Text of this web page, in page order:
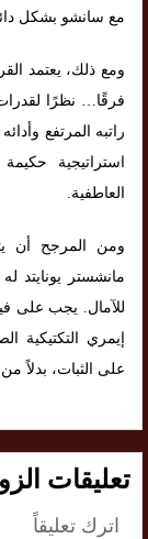
مع سانشو بشكل
ومع ذلك، يعتمد
فرقًا… نظرًا
راتبه المرتفع
استراتيجية
العاطفية.
ومن المرجح أن
مانشستر يونايتد له
للآمال. يجب على
إيمري التكتيكية
على الثبات، بدلاً
تعليقات
اترك تعليقاً